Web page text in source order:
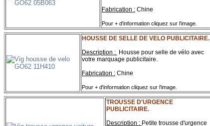
Fabrication : Chine
Pour + d'information cliquez sur l'image.
HOUSSE DE SELLE DE VELO PUBLICITAIRE.
Description : Housse pour selle de vélo avec
votre marquage publicitaire.
Fabrication : Chine
Pour + d'information cliquez sur l'image.
TROUSSE D'URGENCE
PUBLICITAIRE.
Description : Petite trousse d'urgence